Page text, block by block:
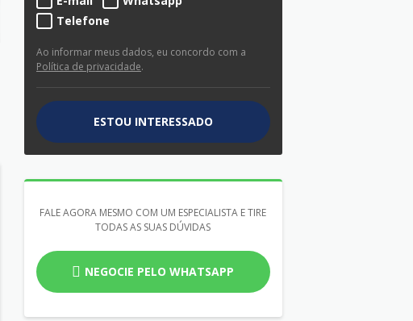
Telefone
Ao informar meus dados, eu concordo com a
Política de privacidade.
ESTOU INTERESSADO
FALE AGORA MESMO COM UM ESPECIALISTA E TIRE
TODAS AS SUAS DÚVIDAS
NEGOCIE PELO WHATSAPP